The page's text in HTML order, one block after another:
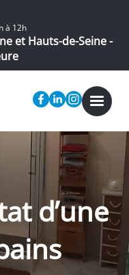
à 12h
et Hauts-de-Seine -
d’une